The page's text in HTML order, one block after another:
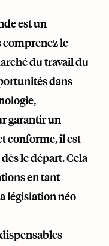
est un
comprenez le
du travail du
dans
garantir un
conforme, il est
le départ. Cela
en tant
législation néo-